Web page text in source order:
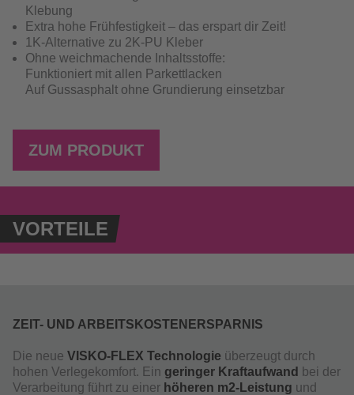
Klebung
Extra hohe Frühfestigkeit – das erspart dir Zeit!
1K-Alternative zu 2K-PU Kleber
Ohne weichmachende Inhaltsstoffe:
Funktioniert mit allen Parkettlacken
Auf Gussasphalt ohne Grundierung einsetzbar
ZUM PRODUKT
VORTEILE
ZEIT- UND ARBEITSKOSTENERSPARNIS
Die neue VISKO-FLEX Technologie überzeugt durch
hohen Verlegekomfort. Ein geringer Kraftaufwand
bei der
Verarbeitung führt zu einer höheren m2-Leistung und